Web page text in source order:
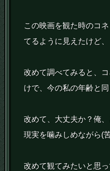
この映画を観た時のコ
てるように見えたけど、
改めて調べてみると、
けで、今の私の年齢と同
改めて、大丈夫か？俺
現実を噛みしめながら(苦
改めて観てみたいと思っ